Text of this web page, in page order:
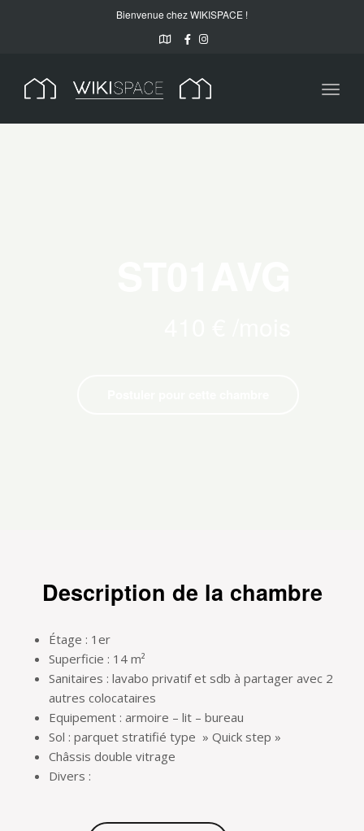
Bienvenue chez WIKISPACE !
Toggle
Description de la chambre
Étage : 1er
Superficie : 14 m²
Sanitaires : lavabo privatif et sdb à partager avec 2
autres colocataires
Equipement : armoire – lit – bureau
Sol : parquet stratifié type » Quick step »
Châssis double vitrage
Divers :